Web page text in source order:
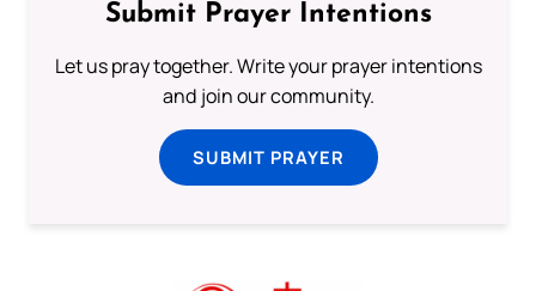
Submit Prayer Intentions
Let us pray together. Write your prayer intentions
and join our community.
SUBMIT PRAYER